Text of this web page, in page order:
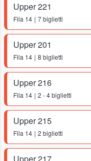
Upper 221
Fila 14 7 biglietti
Upper 201
Fila 14 8 biglietti
Upper 216
Fila 14 2 - 4 biglietti
Upper 215
Fila 14 2 biglietti